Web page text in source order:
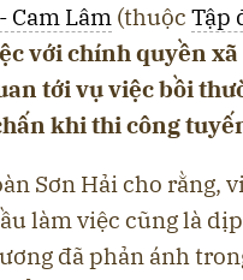
Cam Lâm (thuộc Tập
với chính quyền xã
tới vụ việc bồi
khi thi công
Sơn Hải cho rằng,
làm việc cũng là
đã phản ánh